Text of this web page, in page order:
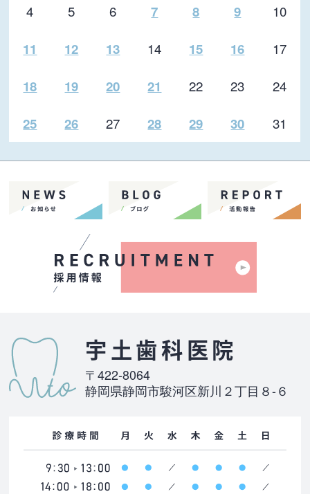
4
5 6 7 8 9 10
11 12 13 14 15 16 17
18 19 20 21 22 23 24
25 26 27 28 29 30 31
宇土歯科医院
〒422-8064
静岡県静岡市駿河区新川２丁目８-６